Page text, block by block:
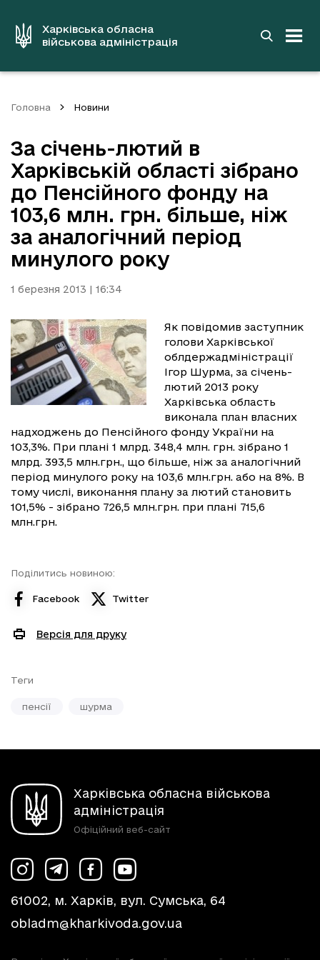
вмістуХарківська обласна
військова адміністрація
Головна Новини
За січень-лютий в
Харківській області зібрано
до Пенсійного фонду на
103,6 млн. грн. більше, ніж
за аналогічний період
минулого року
1 березня 2013 | 16:34
Як повідомив заступник
голови Харківської
облдержадміністрації
Ігор Шурма, за січень-
лютий 2013 року
Харківська область
виконала план власних
надходжень до Пенсійного фонду України на
103,3%. При плані 1 млрд. 348,4 млн. грн. зібрано 1
млрд. 393,5 млн.грн., що більше, ніж за аналогічний
період минулого року на 103,6 млн.грн. або на 8%. В
тому числі, виконання плану за лютий становить
101,5% - зібрано 726,5 млн.грн. при плані 715,6
млн.грн.
Поділитись новиною:
Facebook Twitter
Версія для друку
Теги
пенсії шурма
Харківська обласна військова
адміністрація
Офіційний веб-сайт
61002, м. Харків, вул. Сумська, 64
obladm@kharkivoda.gov.ua